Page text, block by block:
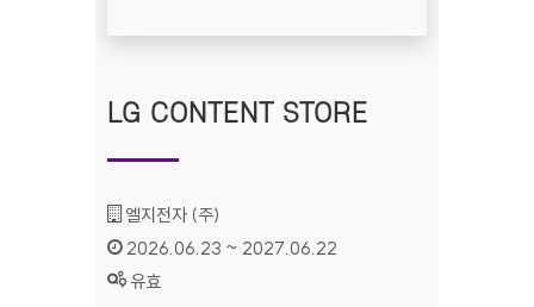
LG CONTENT STORE
기관명 :
엘지전자 (주)
인증기간 :
2026.06.23 ~ 2027.06.22
상태 :
유효